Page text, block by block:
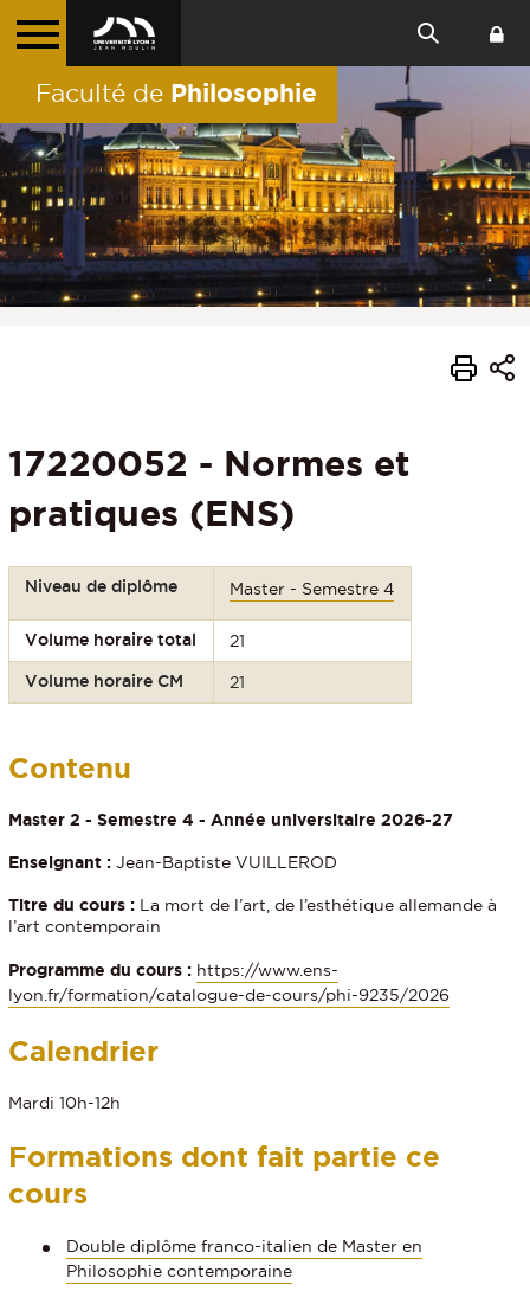
Faculté de Philosophie
17220052 - Normes et
pratiques (ENS)
Niveau de diplôme Master - Semestre 4
Volume horaire total 21
Volume horaire CM 21
Contenu
Master 2 - Semestre 4 - Année universitaire 2026-27
Enseignant : Jean-Baptiste VUILLEROD
Titre du cours : La mort de l’art, de l’esthétique allemande à
l’art contemporain
Programme du cours : https://www.ens-
lyon.fr/formation/catalogue-de-cours/phi-9235/2026
Calendrier
Mardi 10h-12h
Formations dont fait partie ce
cours
Double diplôme franco-italien de Master en
Philosophie contemporaine